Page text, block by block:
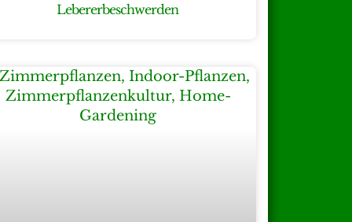
Lebererbeschwerden